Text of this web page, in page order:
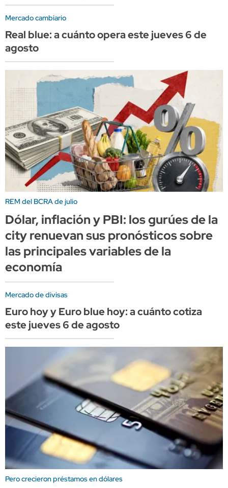
Mercado cambiario
Real blue: a cuánto opera este jueves 6 de
agosto
REM del BCRA de julio
Dólar, inflación y PBI: los gurúes de la
city renuevan sus pronósticos sobre
las principales variables de la
economía
Mercado de divisas
Euro hoy y Euro blue hoy: a cuánto cotiza
este jueves 6 de agosto
Pero crecieron préstamos en dólares